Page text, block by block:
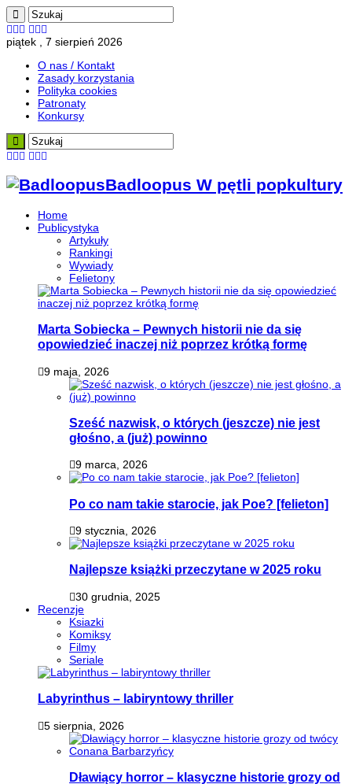
piątek , 7 sierpień 2026
O nas / Kontakt
Zasady korzystania
Polityka cookies
Patronaty
Konkursy
Badloopus W pętli popkultury
Home
Publicystyka
Artykuły
Rankingi
Wywiady
Felietony
Marta Sobiecka – Pewnych historii nie da się
opowiedzieć inaczej niż poprzez krótką formę
9 maja, 2026
Sześć nazwisk, o których (jeszcze) nie jest
głośno, a (już) powinno
9 marca, 2026
Po co nam takie starocie, jak Poe? [felieton]
9 stycznia, 2026
Najlepsze książki przeczytane w 2025 roku
30 grudnia, 2025
Recenzje
Ksiazki
Komiksy
Filmy
Seriale
Labyrinthus – labiryntowy thriller
5 sierpnia, 2026
Dławiący horror – klasyczne historie grozy od